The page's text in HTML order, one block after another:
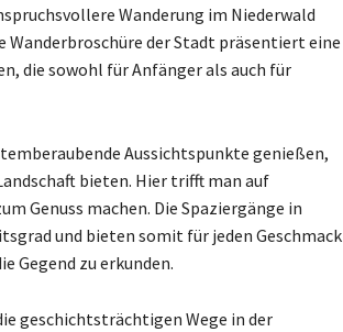
Wanderung im Niederwald
Wanderbroschüre der Stadt präsentiert eine
die sowohl für Anfänger als auch für
Aussichtspunkte genießen,
bieten. Hier trifft man auf
Genuss machen. Die Spaziergänge in
und bieten somit für jeden Geschmack
Gegend zu erkunden.
geschichtsträchtigen Wege in der